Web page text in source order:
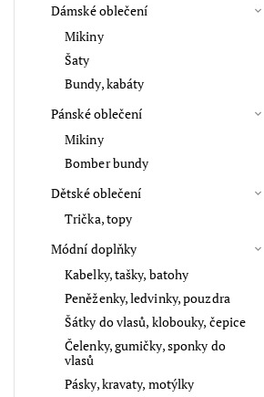
Dámské oblečení
Mikiny
Šaty
Bundy, kabáty
Pánské oblečení
Mikiny
Bomber bundy
Dětské oblečení
Trička, topy
Módní doplňky
Kabelky, tašky, batohy
Peněženky, ledvinky, pouzdra
Šátky do vlasů, klobouky, čepice
Čelenky, gumičky, sponky do
vlasů
Pásky, kravaty, motýlky